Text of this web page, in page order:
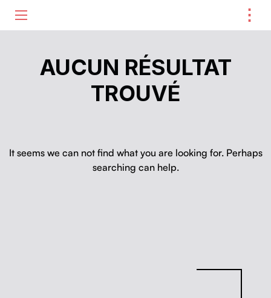
⋮
AUCUN RÉSULTAT
TROUVÉ
It seems we can not find what you are looking for. Perhaps
searching can help.